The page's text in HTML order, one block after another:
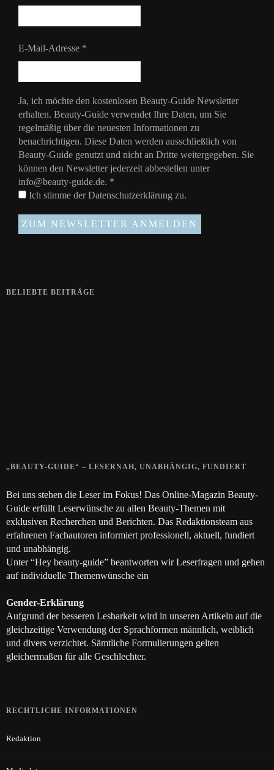
E-Mail-Adresse *
Ja, ich möchte den kostenlosen Beauty-Guide Newsletter
erhalten. Beauty-Guide verwendet Ihre Daten, um Sie
regelmäßig über die neuesten Informationen zu
benachrichtigen. Diese Daten werden ausschließlich von
Beauty-Guide genutzt und nicht an Dritte weitergegeben. Sie
können den Newsletter jederzeit abbestellen unter
info@beauty-guide.de. *
Ich stimme derDatenschutzerklärung zu.
BELIEBTE BEITRÄGE
„BEAUTY-GUIDE“ – LESERNAH, UNABHÄNGIG, FUNDIERT
Bei uns stehen die Leser im Fokus! Das Online-Magazin Beauty-
Guide erfüllt Leserwünsche zu allen Beauty-Themen mit
exklusiven Recherchen und Berichten. Das Redaktionsteam aus
erfahrenen Fachautoren informiert professionell, aktuell, fundiert
und unabhängig.
Unter “Hey beauty-guide” beantworten wir Leserfragen und gehen
auf individuelle Themenwünsche ein
Gender-Erklärung
Aufgrund der besseren Lesbarkeit wird in unseren Artikeln auf die
gleichzeitige Verwendung der Sprachformen männlich, weiblich
und divers verzichtet. Sämtliche Formulierungen gelten
gleichermaßen für alle Geschlechter.
RECHTLICHE INFORMATIONEN
Redaktion